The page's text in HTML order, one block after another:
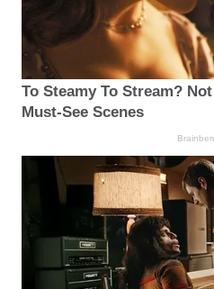
To Steamy To Stream?
Must-See Scenes